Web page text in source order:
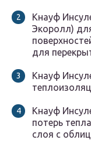
Кнауф
Экоролл)
для
Кнауф
Кнауф
потерь
слоя с